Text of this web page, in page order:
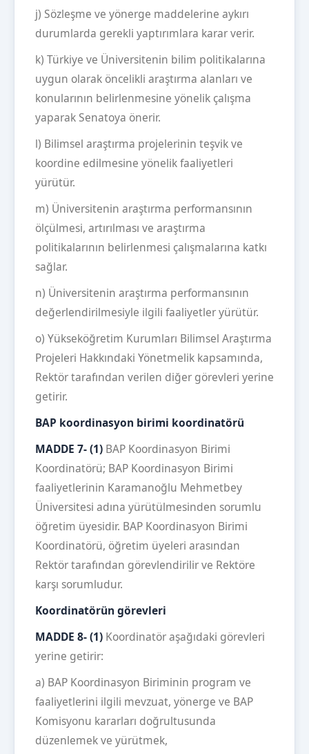
j) Sözleşme ve yönerge maddelerine aykırı
durumlarda gerekli yaptırımlara karar verir.
k) Türkiye ve Üniversitenin bilim politikalarına
uygun olarak öncelikli araştırma alanları ve
konularının belirlenmesine yönelik çalışma
yaparak Senatoya önerir.
l) Bilimsel araştırma projelerinin teşvik ve
koordine edilmesine yönelik faaliyetleri
yürütür.
m) Üniversitenin araştırma performansının
ölçülmesi, artırılması ve araştırma
politikalarının belirlenmesi çalışmalarına katkı
sağlar.
n) Üniversitenin araştırma performansının
değerlendirilmesiyle ilgili faaliyetler yürütür.
o) Yükseköğretim Kurumları Bilimsel Araştırma
Projeleri Hakkındaki Yönetmelik kapsamında,
Rektör tarafından verilen diğer görevleri yerine
getirir.
BAP koordinasyon birimi koordinatörü
MADDE 7- (1) BAP Koordinasyon Birimi
Koordinatörü; BAP Koordinasyon Birimi
faaliyetlerinin Karamanoğlu Mehmetbey
Üniversitesi adına yürütülmesinden sorumlu
öğretim üyesidir. BAP Koordinasyon Birimi
Koordinatörü, öğretim üyeleri arasından
Rektör tarafından görevlendirilir ve Rektöre
karşı sorumludur.
Koordinatörün görevleri
MADDE 8- (1) Koordinatör aşağıdaki görevleri
yerine getirir:
a) BAP Koordinasyon Biriminin program ve
faaliyetlerini ilgili mevzuat, yönerge ve BAP
Komisyonu kararları doğrultusunda
düzenlemek ve yürütmek,